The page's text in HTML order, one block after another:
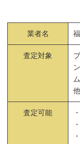
業者名
査定対象
他
査定可能